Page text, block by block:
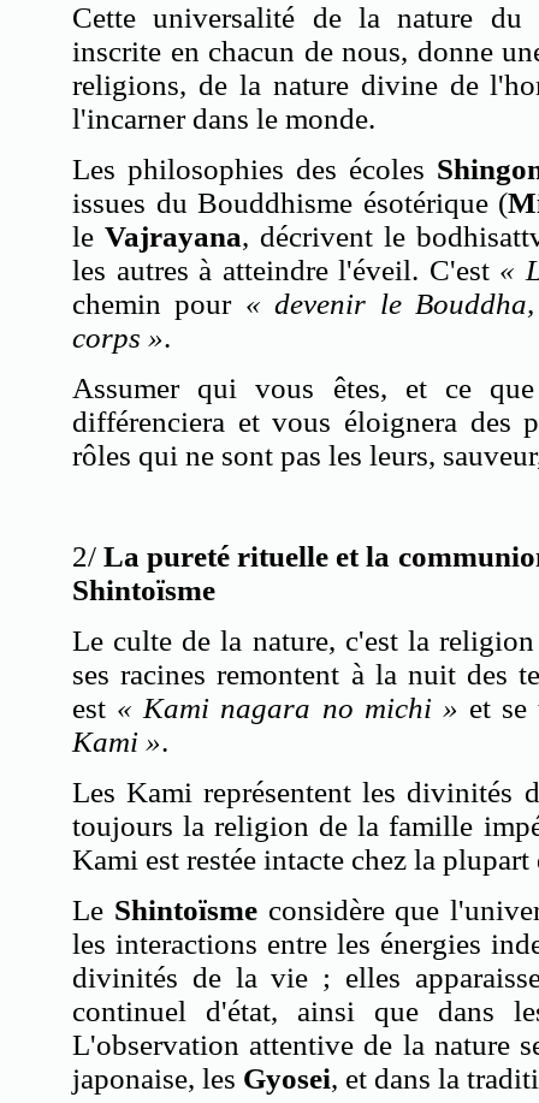
Cette universalité de la nature du
inscrite en chacun de nous, donne
religions, de la nature divine de
l'incarner dans le monde.
Les philosophies des écoles
issues du Bouddhisme ésotérique (
le Vajrayana, décrivent le
les autres à atteindre l'éveil. C'est «
chemin pour « devenir le
corps ».
Assumer qui vous êtes, et ce
différenciera et vous éloignera des
rôles qui ne sont pas les leurs,
2/La pureté rituelle et la
Shintoïsme
Le culte de la nature, c'est la
ses racines remontent à la nuit des
est « Kami nagara no michi» et
Kami ».
Les Kami représentent les divinités
toujours la religion de la famille
Kami est restée intacte chez la plupart
Le Shintoïsmeconsidère que
les interactions entre les énergies
divinités de la vie ; elles
continuel d'état, ainsi que dans
L'observation attentive de la nature
japonaise, les Gyosei, et dans la